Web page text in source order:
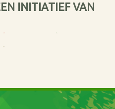
INITIATIEF VAN